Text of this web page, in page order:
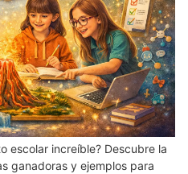
escolar increíble? Descubre la
ganadoras y ejemplos para